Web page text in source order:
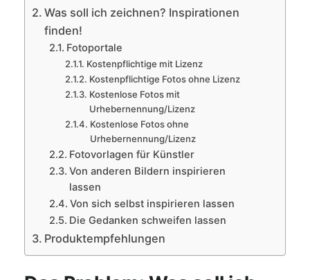
Was soll ich zeichnen? Inspirationen
finden!
Fotoportale
Kostenpflichtige mit Lizenz
Kostenpflichtige Fotos ohne Lizenz
Kostenlose Fotos mit
Urhebernennung/Lizenz
Kostenlose Fotos ohne
Urhebernennung/Lizenz
Fotovorlagen für Künstler
Von anderen Bildern inspirieren
lassen
Von sich selbst inspirieren lassen
Die Gedanken schweifen lassen
Produktempfehlungen